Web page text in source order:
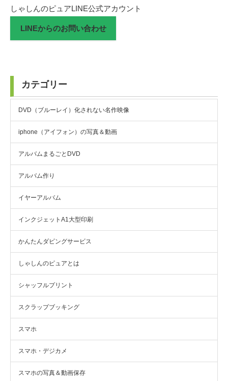
しゃしんのピュアLINE公式アカウント
LINEからのお問い合わせ
カテゴリー
DVD（ブルーレイ）化されない名作映像
iphone（アイフォン）の写真＆動画
アルバムまるごとDVD
アルバム作り
イヤーアルバム
インクジェットA1大型印刷
かんたんダビングサービス
しゃしんのピュアとは
シャッフルプリント
スクラップブッキング
スマホ
スマホ・デジカメ
スマホの写真＆動画保存